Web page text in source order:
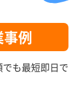
例
も最短即日で